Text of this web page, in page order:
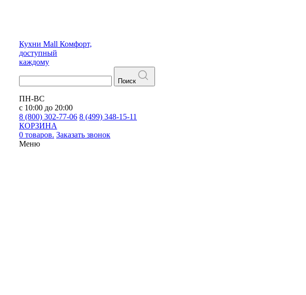
Кухни Mall Комфорт,
доступный
каждому
Поиск
ПН-ВС
с 10:00 до 20:00
8 (800) 302-77-06 8 (499) 348-15-11
КОРЗИНА
0 товаров. Заказать звонок
Меню